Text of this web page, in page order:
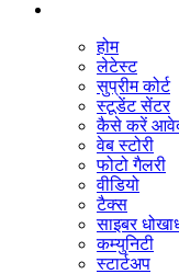
होम
लेटेस्ट
सुप्रीम कोर्ट
स्टूडेंट सेंटर
कैसे करें
वेब स्टोरी
फोटो गैलरी
वीडियो
टैक्स
साइबर
कम्युनिटी
स्टार्टअप